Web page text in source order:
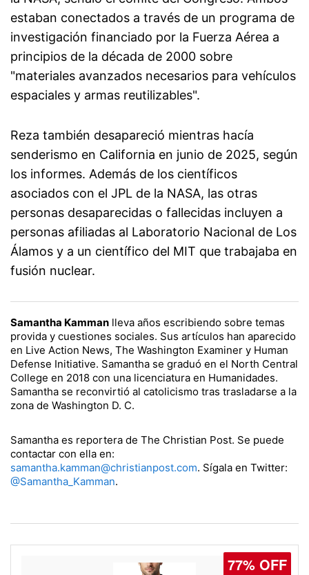
estaban conectados a través de un programa de
investigación financiado por la Fuerza Aérea a
principios de la década de 2000 sobre
"materiales avanzados necesarios para vehículos
espaciales y armas reutilizables".
Reza también desapareció mientras hacía
senderismo en California en junio de 2025, según
los informes. Además de los científicos
asociados con el JPL de la NASA, las otras
personas desaparecidas o fallecidas incluyen a
personas afiliadas al Laboratorio Nacional de Los
Álamos y a un científico del MIT que trabajaba en
fusión nuclear.
Samantha Kamman lleva años escribiendo sobre temas
provida y cuestiones sociales. Sus artículos han aparecido
en Live Action News, The Washington Examiner y Human
Defense Initiative. Samantha se graduó en el North Central
College en 2018 con una licenciatura en Humanidades.
Samantha se reconvirtió al catolicismo tras trasladarse a la
zona de Washington D. C.
Samantha es reportera de The Christian Post. Se puede
contactar con ella en:
samantha.kamman@christianpost.com. Sígala en Twitter:
@Samantha_Kamman.
77% OFF